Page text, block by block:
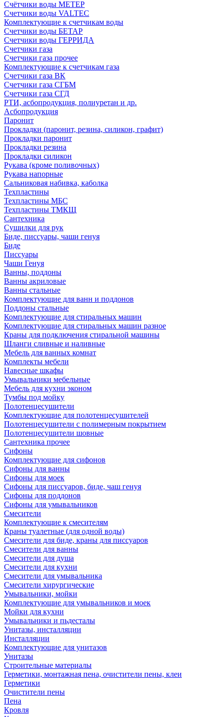
Счётчики воды МЕТЕР
Счетчики воды VALTEC
Комплектующие к счетчикам воды
Счетчики воды БЕТАР
Счетчики воды ГЕРРИДА
Счетчики газа
Счетчики газа прочее
Комплектующие к счетчикам газа
Счетчики газа ВК
Счетчики газа СГБМ
Счетчики газа СГД
РТИ, асбопродукция, полиуретан и др.
Асбопродукция
Паронит
Прокладки (паронит, резина, силикон, графит)
Прокладки паронит
Прокладки резина
Прокладки силикон
Рукава (кроме поливочных)
Рукава напорные
Сальниковая набивка, каболка
Техпластины
Техпластины МБС
Техпластины ТМКЩ
Сантехника
Сушилки для рук
Биде, писсуары, чаши генуя
Биде
Писсуары
Чаши Генуя
Ванны, поддоны
Ванны акриловые
Ванны стальные
Комплектующие для ванн и поддонов
Поддоны стальные
Комплектующие для стиральных машин
Комплектующие для стиральных машин разное
Краны для подключения стиральной машины
Шланги сливные и наливные
Мебель для ванных комнат
Комплекты мебели
Навесные шкафы
Умывальники мебельные
Мебель для кухни эконом
Тумбы под мойку
Полотенцесушители
Комплектующие для полотенцесушителей
Полотенцесушители с полимерным покрытием
Полотенцесушители шовные
Сантехника прочее
Сифоны
Комплектующие для сифонов
Сифоны для ванны
Сифоны для моек
Сифоны для писсуаров, биде, чаш генуя
Сифоны для поддонов
Сифоны для умывальников
Смесители
Комплектующие к смесителям
Краны туалетные (для одной воды)
Смесители для биде, краны для писсуаров
Смесители для ванны
Смесители для душа
Смесители для кухни
Смесители для умывальника
Смесители хирургические
Умывальники, мойки
Комплектующие для умывальников и моек
Мойки для кухни
Умывальники и пьдесталы
Унитазы, инсталляции
Инсталляции
Комплектующие для унитазов
Унитазы
Строительные материалы
Герметики, монтажная пена, очистители пены, клеи
Герметики
Очистители пены
Пена
Кровля